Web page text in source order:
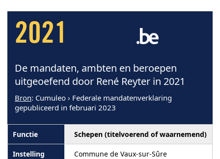
2021
De mandaten, ambten en beroepen
uitgeoefend door René Reyter in 2021
Bron: Cumuleo › Federale mandatenverklaring
gepubliceerd in februari 2023
Schepen (titelvoerend of waarnemend)
Commune de Vaux-sur-Sûre